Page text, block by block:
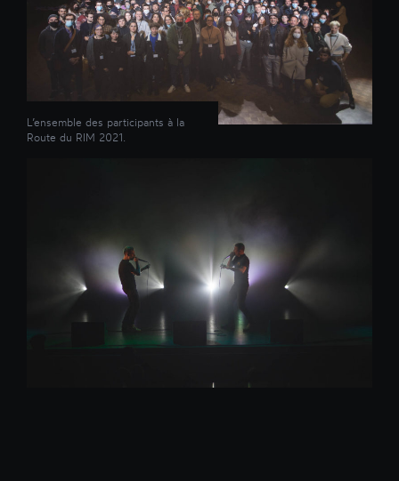
L’ensemble des participants à la
Route du RIM 2021.